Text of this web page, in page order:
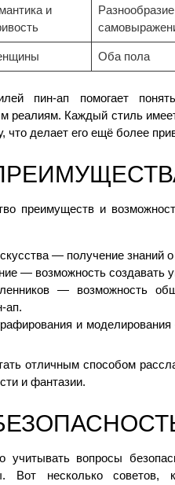
и
Оба пола
пин-ап помогает
реалиям. Каждый стиль
что делает его ещё более
преимуществ и
— получение знаний
— возможность создавать
— возможность
ап.
и
отличным способом
и фантазии.
учитывать вопросы
Вот несколько советов,